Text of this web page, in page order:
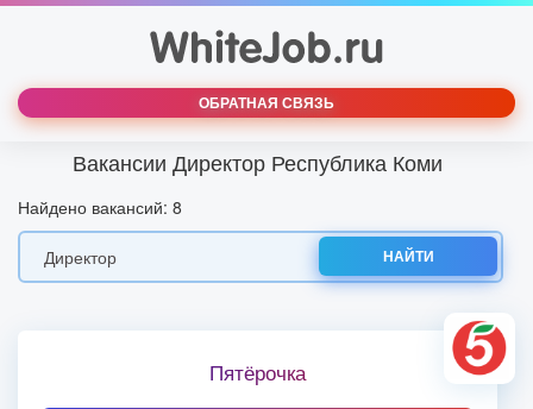
ОБРАТНАЯ СВЯЗЬ
Вакансии Директор Республика Коми
Найдено вакансий: 8
НАЙТИ
Пятёрочка